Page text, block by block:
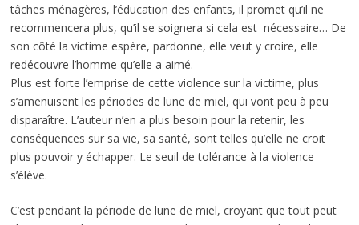
tâches ménagères, l’éducation des enfants, il promet qu’il ne
recommencera plus, qu’il se soignera si cela est nécessaire… De
son côté la victime espère, pardonne, elle veut y croire, elle
redécouvre l’homme qu’elle a aimé.
Plus est forte l’emprise de cette violence sur la victime, plus
s’amenuisent les périodes de lune de miel, qui vont peu à peu
disparaître. L’auteur n’en a plus besoin pour la retenir, les
conséquences sur sa vie, sa santé, sont telles qu’elle ne croit
plus pouvoir y échapper. Le seuil de tolérance à la violence
s’élève.
C’est pendant la période de lune de miel, croyant que tout peut